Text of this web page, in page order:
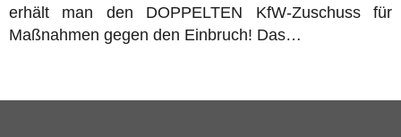
erhält man den DOPPELTEN KfW-Zuschuss für
Maßnahmen gegen den Einbruch! Das…